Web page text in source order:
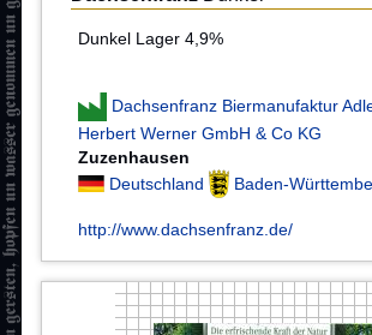
Dunkel Lager 4,9%
Dachsenfranz Biermanufaktur
Herbert Werner GmbH & Co KG
Zuzenhausen
Deutschland
Baden-
http://www.dachsenfranz.de/